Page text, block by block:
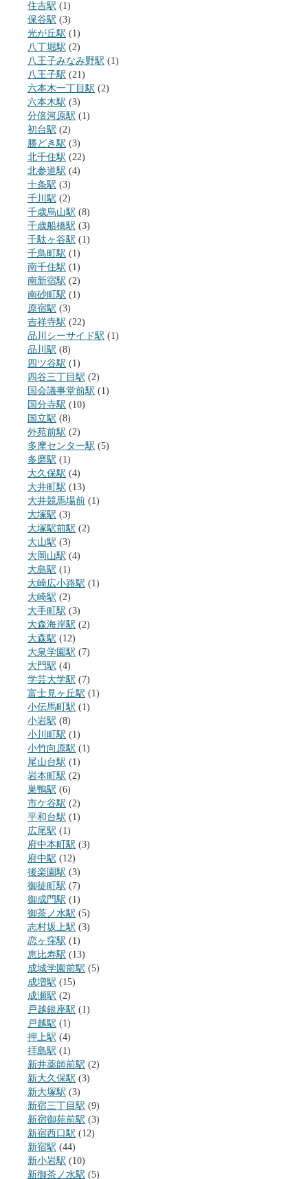
住吉駅 (1)
保谷駅 (3)
光が丘駅 (1)
八丁堀駅 (2)
八王子みなみ野駅 (1)
八王子駅 (21)
六本木一丁目駅 (2)
六本木駅 (3)
分倍河原駅 (1)
初台駅 (2)
勝どき駅 (3)
北千住駅 (22)
北参道駅 (4)
十条駅 (3)
千川駅 (2)
千歳烏山駅 (8)
千歳船橋駅 (3)
千駄ヶ谷駅 (1)
千鳥町駅 (1)
南千住駅 (1)
南新宿駅 (2)
南砂町駅 (1)
原宿駅 (3)
吉祥寺駅 (22)
品川シーサイド駅 (1)
品川駅 (8)
四ツ谷駅 (1)
四谷三丁目駅 (2)
国会議事堂前駅 (1)
国分寺駅 (10)
国立駅 (8)
外苑前駅 (2)
多摩センター駅 (5)
多磨駅 (1)
大久保駅 (4)
大井町駅 (13)
大井競馬場前 (1)
大塚駅 (3)
大塚駅前駅 (2)
大山駅 (3)
大岡山駅 (4)
大島駅 (1)
大崎広小路駅 (1)
大崎駅 (2)
大手町駅 (3)
大森海岸駅 (2)
大森駅 (12)
大泉学園駅 (7)
大門駅 (4)
学芸大学駅 (7)
富士見ヶ丘駅 (1)
小伝馬町駅 (1)
小岩駅 (8)
小川町駅 (1)
小竹向原駅 (1)
尾山台駅 (1)
岩本町駅 (2)
巣鴨駅 (6)
市ケ谷駅 (2)
平和台駅 (1)
広尾駅 (1)
府中本町駅 (3)
府中駅 (12)
後楽園駅 (3)
御徒町駅 (7)
御成門駅 (1)
御茶ノ水駅 (5)
志村坂上駅 (3)
恋ヶ窪駅 (1)
恵比寿駅 (13)
成城学園前駅 (5)
成増駅 (15)
成瀬駅 (2)
戸越銀座駅 (1)
戸越駅 (1)
押上駅 (4)
拝島駅 (1)
新井薬師前駅 (2)
新大久保駅 (3)
新大塚駅 (3)
新宿三丁目駅 (9)
新宿御苑前駅 (3)
新宿西口駅 (12)
新宿駅 (44)
新小岩駅 (10)
新御茶ノ水駅 (5)